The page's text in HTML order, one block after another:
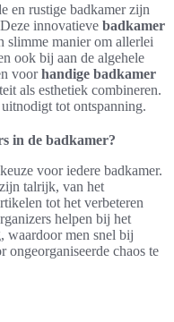
en rustige badkamer zijn
innovatieve badkamer
slimme manier om allerlei
ook bij aan de algehele
voorhandige badkamer
als esthetiek combineren.
tot ontspanning.
in de badkamer?
voor iedere badkamer.
zijn talrijk, van het
tot het verbeteren
helpen bij het
waardoor men snel bij
ongeorganiseerde chaos te